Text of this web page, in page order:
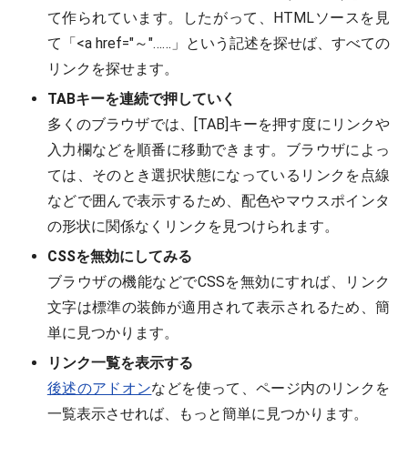
て作られています。したがって、HTMLソースを見
て「<a href="～"……」という記述を探せば、すべての
リンクを探せます。
TABキーを連続で押していく
多くのブラウザでは、[TAB]キーを押す度にリンクや
入力欄などを順番に移動できます。ブラウザによっ
ては、そのとき選択状態になっているリンクを点線
などで囲んで表示するため、配色やマウスポインタ
の形状に関係なくリンクを見つけられます。
CSSを無効にしてみる
ブラウザの機能などでCSSを無効にすれば、リンク
文字は標準の装飾が適用されて表示されるため、簡
単に見つかります。
リンク一覧を表示する
後述のアドオンなどを使って、ページ内のリンクを
一覧表示させれば、もっと簡単に見つかります。